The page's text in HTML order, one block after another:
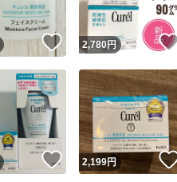
いいね！
2,780円
いいね！
2,199円